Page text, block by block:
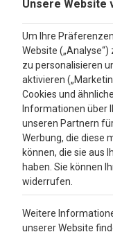
Heel
Unsere Website
Um Ihre
Website
zu personalisieren
aktivieren
Cookies und
Informationen über
unseren Partnern
Werbung, die diese
können, die sie aus
haben. Sie können
widerrufen.
Weitere
unserer Website